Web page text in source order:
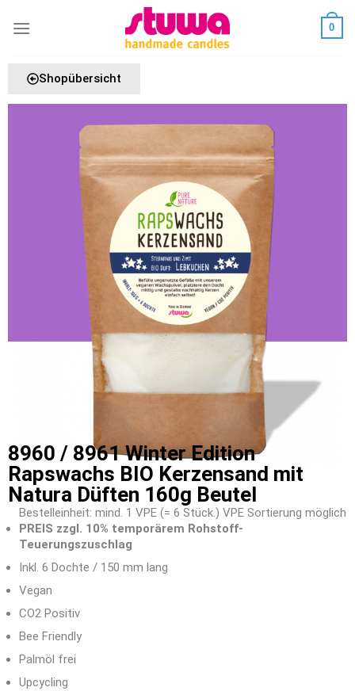
0
Shopübersicht
8960 / 8961 Winter Edition
Rapswachs BIO Kerzensand mit
Natura Düften 160g Beutel
Bestelleinheit: mind. 1 VPE (= 6 Stück.) VPE Sortierung möglich
PREIS zzgl. 10% temporärem Rohstoff-
Teuerungszuschlag
Inkl. 6 Dochte / 150 mm lang
Vegan
CO2 Positiv
Bee Friendly
Palmöl frei
Upcycling